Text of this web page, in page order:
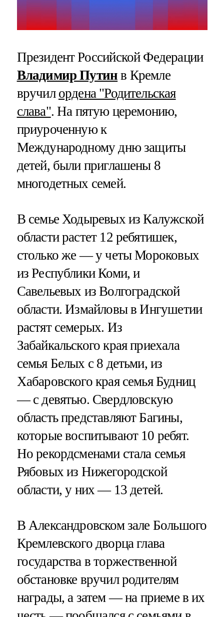
Президент Российской Федерации
Владимир Путин в Кремле
вручил ордена "Родительская
слава". На пятую церемонию,
приуроченную к
Международному дню защиты
детей, были приглашены 8
многодетных семей.
В семье Ходыревых из Калужской
области растет 12 ребятишек,
столько же — у четы Мороковых
из Республики Коми, и
Савельевых из Волгоградской
области. Измайловы в Ингушетии
растят семерых. Из
Забайкальского края приехала
семья Белых с 8 детьми, из
Хабаровского края семья Будниц
— с девятью. Свердловскую
область представляют Багины,
которые воспитывают 10 ребят.
Но рекордсменами стала семья
Рябовых из Нижегородской
области, у них — 13 детей.
В Александровском зале Большого
Кремлевского дворца глава
государства в торжественной
обстановке вручил родителям
награды, а затем — на приеме в их